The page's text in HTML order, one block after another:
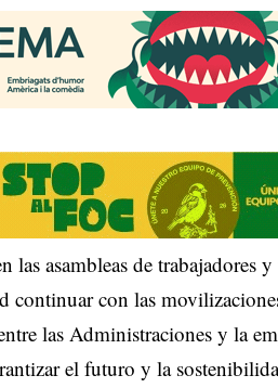
las asambleas de trabajadores
continuar con las
las Administraciones y la
el futuro y la